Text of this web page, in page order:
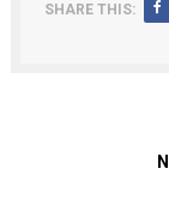
SHARE THIS: